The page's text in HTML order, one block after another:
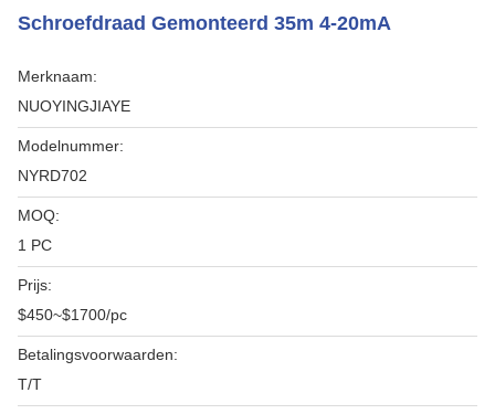
Schroefdraad Gemonteerd 35m 4-20mA
Merknaam:
NUOYINGJIAYE
Modelnummer:
NYRD702
MOQ:
1 PC
Prijs:
$450~$1700/pc
Betalingsvoorwaarden:
T/T